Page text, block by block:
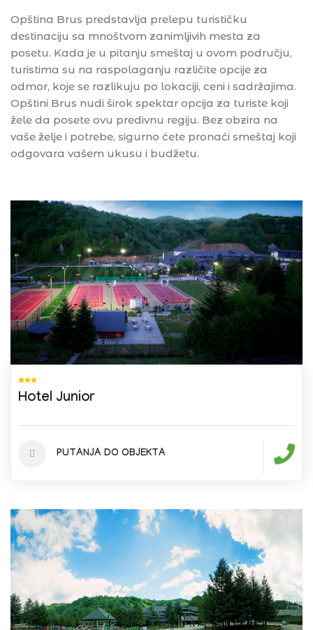
Opština Brus predstavlja prelepu turističku
destinaciju sa mnoštvom zanimljivih mesta za
posetu. Kada je u pitanju smeštaj u ovom području,
turistima su na raspolaganju različite opcije za
odmor, koje se razlikuju po lokaciji, ceni i sadržajima.
Opštini Brus nudi širok spektar opcija za turiste koji
žele da posete ovu predivnu regiju. Bez obzira na
vaše želje i potrebe, sigurno ćete pronaći smeštaj koji
odgovara vašem ukusu i budžetu.
Hotel Junior
PUTANJA DO OBJEKTA